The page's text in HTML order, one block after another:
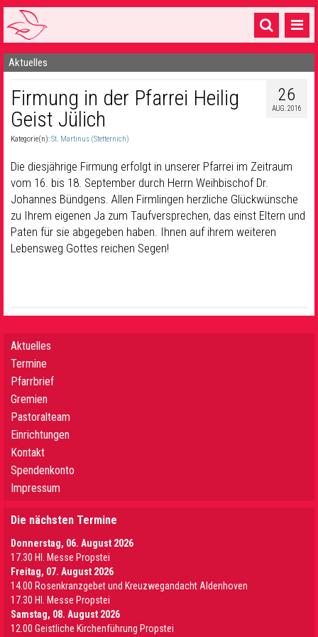
Startseite
1 Pfarrei
16 Gemeinden & mehr
Sakramente & Feste
Gemeinschaft & Soziales
Musik& Kultur
Aktuelles
26
AUG. 2016
Firmung in der Pfarrei Heilig
Geist Jülich
Kategorie(n):St. Martinus (Stetternich)
Die diesjährige Firmung erfolgt in unserer Pfarrei im Zeitraum
vom 16. bis 18. September durch Herrn Weihbischof Dr.
Johannes Bündgens. Allen Firmlingen herzliche Glückwünsche
zu Ihrem eigenen Ja zum Taufversprechen, das einst Eltern und
Paten für sie abgegeben haben. Ihnen auf ihrem weiteren
Lebensweg Gottes reichen Segen!
Aktuelles
Termine
Pfarrbrief
Gremien
Pastoralteam
Einrichtungen
Kontakt
Spendenkonto
Impressum
Die nächsten Termine
Donnerstag, 06. August 2026
17.30 Hl. Messe Propstei
Freitag, 07. August 2026
14.00 Rosenkranzgebet und Kreuzwegandacht Aldenhoven
17.30 Hl. Messe Propstei
Samstag, 08. August 2026
12.00 Geistliche Kirchenführung Propstei